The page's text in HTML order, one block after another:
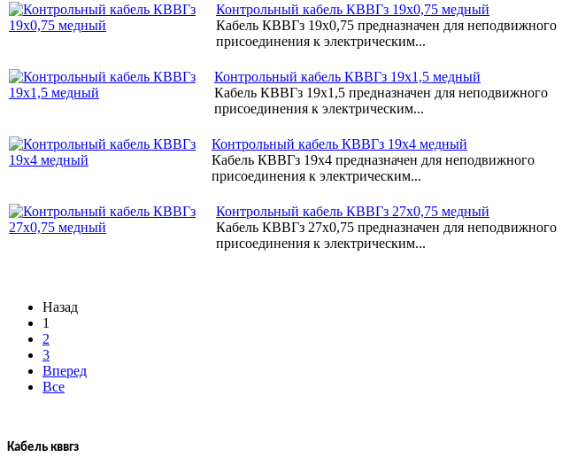
Контрольный кабель КВВГз 19х0,75 медный
Кабель КВВГз 19х0,75 предназначен для неподвижного
присоединения к электрическим...
Контрольный кабель КВВГз 19х1,5 медный
Кабель КВВГз 19х1,5 предназначен для неподвижного
присоединения к электрическим...
Контрольный кабель КВВГз 19х4 медный
Кабель КВВГз 19х4 предназначен для неподвижного
присоединения к электрическим...
Контрольный кабель КВВГз 27х0,75 медный
Кабель КВВГз 27х0,75 предназначен для неподвижного
присоединения к электрическим...
Назад
1
2
3
Вперед
Все
Кабель кввгз